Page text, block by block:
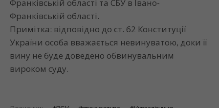
Франківській області та СБУ в Івано-
Франківській області.
Примітка: відповідно до ст. 62 Конституції
України особа вважається невинуватою, доки її
вину не буде доведено обвинувальним
вироком суду.